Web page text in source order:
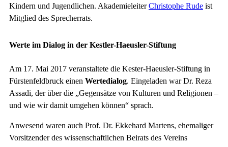
Kindern und Jugendlichen. AkademieleiterChristophe Rude ist
Mitglied des Sprecherrats.
Werte im Dialog in der Kestler-Haeusler-Stiftung
Am 17. Mai 2017 veranstaltete die Kester-Haeusler-Stiftung in
Fürstenfeldbruck einen Wertedialog. Eingeladen war Dr. Reza
Assadi, der über die „Gegensätze von Kulturen und Religionen –
und wie wir damit umgehen können“ sprach.
Anwesend waren auch Prof. Dr. Ekkehard Martens, ehemaliger
Vorsitzender des wissenschaftlichen Beirats des Vereins